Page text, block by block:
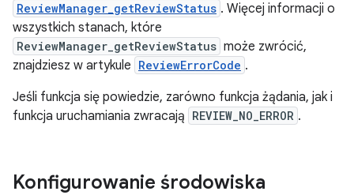
ReviewManager_getReviewStatus . Więcej informacji o
wszystkich stanach, które
ReviewManager_getReviewStatus może zwrócić,
znajdziesz w artykule ReviewErrorCode .
Jeśli funkcja się powiedzie, zarówno funkcja żądania, jak i
funkcja uruchamiania zwracają REVIEW_NO_ERROR .
Konfigurowanie środowiska